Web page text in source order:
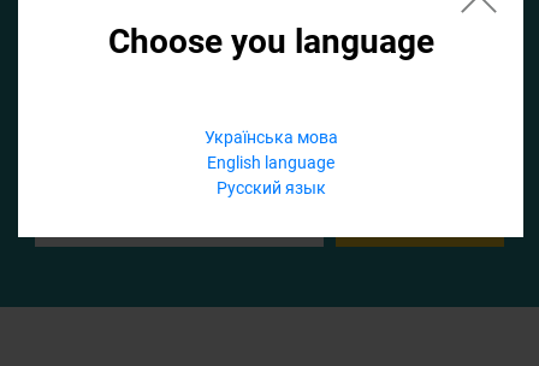
Choose you language
Українська мова
English language
Русский язык